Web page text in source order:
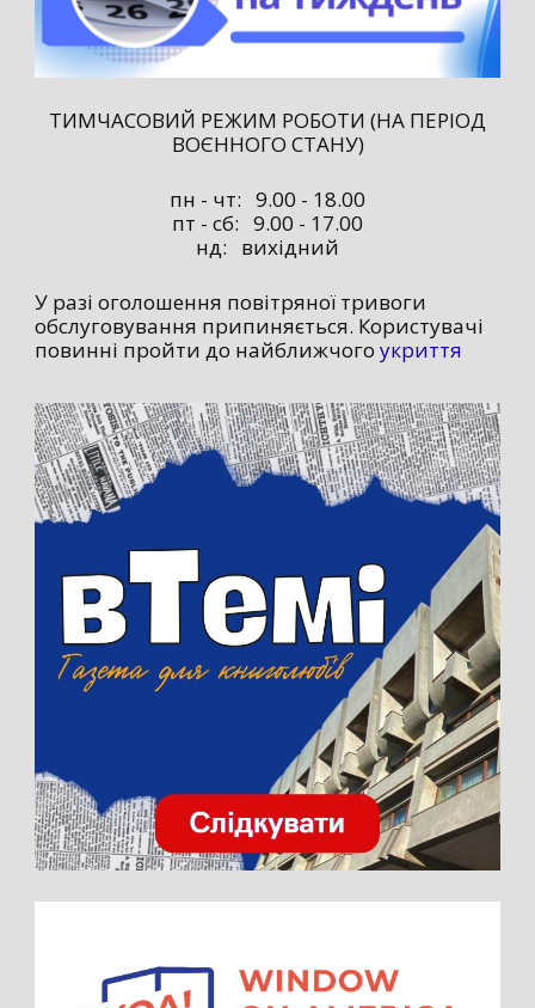
ТИМЧАСОВИЙ РЕЖИМ РОБОТИ (НА ПЕРІОД
ВОЄННОГО СТАНУ)
пн - чт: 9.00 - 18.00
пт - сб: 9.00 - 17.00
нд: вихідний
У разі оголошення повітряної тривоги
обслуговування припиняється. Користувачі
повинні пройти до найближчого укриття